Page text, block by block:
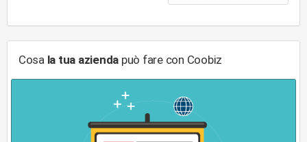
Cosa la tua azienda può fare con Coobiz